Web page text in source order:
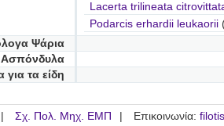
Lacerta trilineata
Podarcis erhardii leukaorii
Ψάρια
Ασπόνδυλα
για τα είδη
Σχ. Πολ. Μηχ. ΕΜΠ Επικοινωνία: